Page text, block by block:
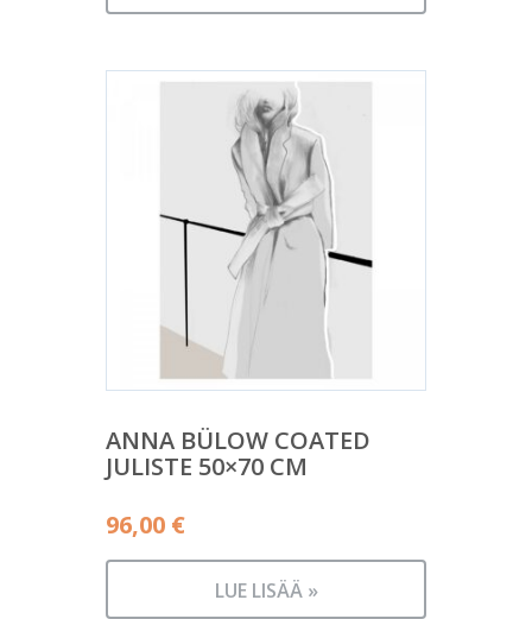
on:
ANNA BÜLOW COATED
JULISTE 50×70 CM
96,00 €
LUE LISÄÄ »